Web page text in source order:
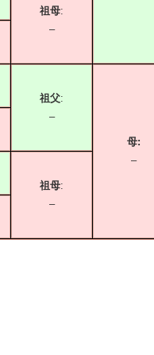
祖母:
–
祖父:
–
母:
–
祖母:
–